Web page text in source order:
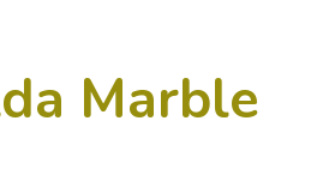
Marble